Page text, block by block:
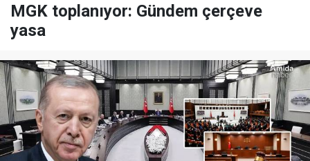
MGK toplanıyor: Gündem çerçeve
yasa